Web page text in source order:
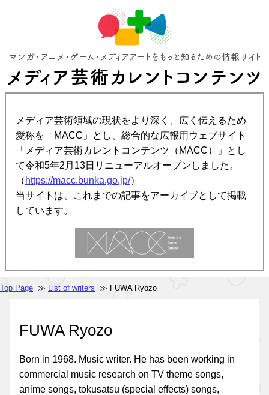
メディア芸術領域の現状をより深く、広く伝えるため
愛称を「MACC」とし、総合的な広報用ウェブサイト
「メディア芸術カレントコンテンツ（MACC）」とし
て令和5年2月13日リニューアルオープンしました。
（ https://macc.bunka.go.jp/）
当サイトは、これまでの記事をアーカイブとして掲載
しています。
Top Page ≫ List of writers ≫ FUWA Ryozo
FUWA Ryozo
Born in 1968. Music writer. He has been working in
commercial music research on TV theme songs,
anime songs, tokusatsu (special effects) songs,